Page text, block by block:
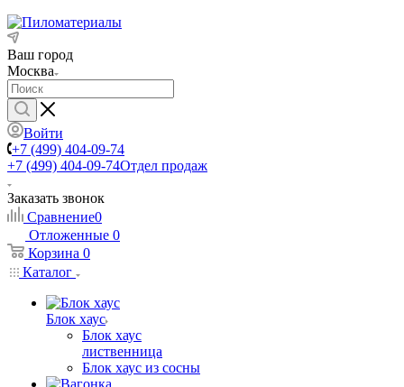
Ваш город
Москва
Войти
+7 (499) 404-09-74
+7 (499) 404-09-74Отдел продаж
Заказать звонок
Сравнение0
Отложенные 0
Корзина 0
Каталог
Блок хаус
Блок хаус
лиственница
Блок хаус из сосны